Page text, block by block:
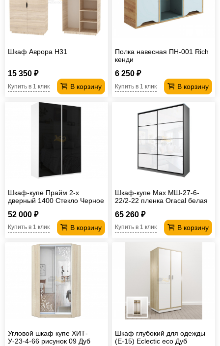
Шкаф Аврора H31
15 350 ₽
В корзину
Купить в 1 клик
Полка навесная ПН-001 Rich
кенди
6 250 ₽
В корзину
Купить в 1 клик
Шкаф-купе Прайм 2-х
дверный 1400 Стекло Черное
52 000 ₽
В корзину
Купить в 1 клик
Шкаф-купе Max МШ-27-6-
22/2-22 пленка Oracal белая
65 260 ₽
В корзину
Купить в 1 клик
Угловой шкаф купе ХИТ-
У-23-4-66 рисунок 09 Дуб
Шкаф глубокий для одежды
(Е-15) Eclectic eco Дуб